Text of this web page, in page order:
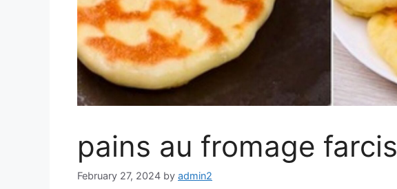
pains au fromage farcis
February 27, 2024 by admin2